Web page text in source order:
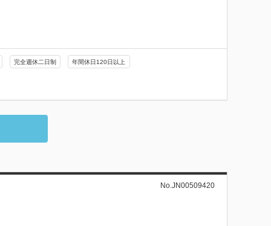
完全週休二日制 年間休日120日以上
No.JN00509420